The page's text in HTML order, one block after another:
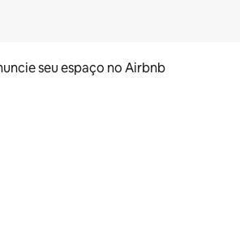
seu espaço no Airbnb